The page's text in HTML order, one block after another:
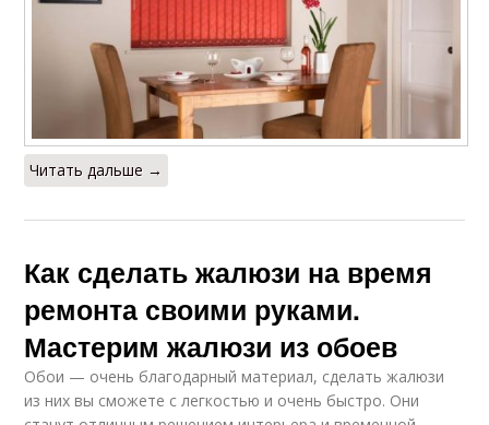
Читать дальше →
Как сделать жалюзи на время
ремонта своими руками.
Мастерим жалюзи из обоев
Обои — очень благодарный материал, сделать жалюзи
из них вы сможете с легкостью и очень быстро. Они